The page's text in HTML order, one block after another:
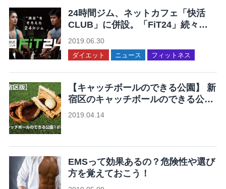
24時間ジム、ネットカフェ「快活
CLUB」に併設。「FiT24」続々オ
ープン。
2019.06.30
ダイエット ニュース フィットネス
【キャッチボールのできる公園】 新
宿区のキャッチボールのできる公園
12ヶ所まとめ
2019.04.14
EMSって効果あるの？危険性や選び
方を覚えておこう！